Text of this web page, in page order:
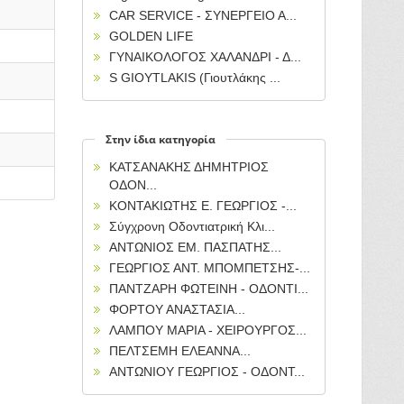
CAR SERVICE - ΣΥΝΕΡΓΕΙΟ Α...
GOLDEN LIFE
ΓΥΝΑΙΚΟΛΟΓΟΣ ΧΑΛΑΝΔΡΙ - Δ...
S GIOYTLAKIS (Γιουτλάκης ...
Στην ίδια κατηγορία
ΚΑΤΣΑΝΑΚΗΣ ΔΗΜΗΤΡΙΟΣ
ΟΔΟΝ...
ΚΟΝΤΑΚΙΩΤΗΣ Ε. ΓΕΩΡΓΙΟΣ -...
Σύγχρονη Οδοντιατρική Κλι...
ΑΝΤΩΝΙΟΣ ΕΜ. ΠΑΣΠΑΤΗΣ...
ΓΕΩΡΓΙΟΣ ΑΝΤ. ΜΠΟΜΠΕΤΣΗΣ-...
ΠΑΝΤΖΑΡΗ ΦΩΤΕΙΝΗ - ΟΔΟΝΤΙ...
ΦΟΡΤΟΥ ΑΝΑΣΤΑΣΙΑ...
ΛΑΜΠΟΥ ΜΑΡΙΑ - ΧΕΙΡΟΥΡΓΟΣ...
ΠΕΛΤΣΕΜΗ ΕΛΕΑΝΝΑ...
ΑΝΤΩΝΙΟΥ ΓΕΩΡΓΙΟΣ - ΟΔΟΝΤ...